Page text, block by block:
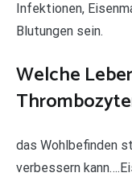
Infektionen,
Blutungen sein.
Welche
das Wohlbefinden
verbessern